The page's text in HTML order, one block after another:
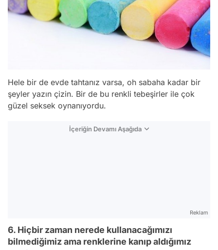
Hele bir de evde tahtanız varsa, oh sabaha kadar bir
şeyler yazın çizin. Bir de bu renkli tebeşirler ile çok
güzel seksek oynanıyordu.
İçeriğin Devamı Aşağıda
Reklam
6. Hiçbir zaman nerede kullanacağımızı
bilmediğimiz ama renklerine kanıp aldığımız